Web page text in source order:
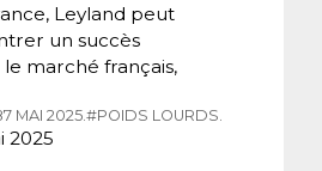
Leyland peut
un succès
marché français,
MAI 2025.#POIDS LOURDS.
2025